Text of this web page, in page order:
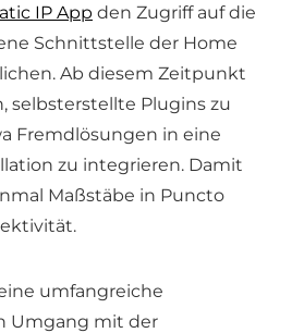
IP App den Zugriff auf die
Schnittstelle der Home
Ab diesem Zeitpunkt
selbsterstellte Plugins zu
Fremdlösungen in eine
zu integrieren. Damit
Maßstäbe in Puncto
umfangreiche
Umgang mit der